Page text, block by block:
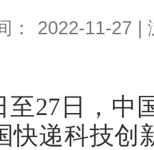
： 2022-11-27
至27日，中
快递科技创